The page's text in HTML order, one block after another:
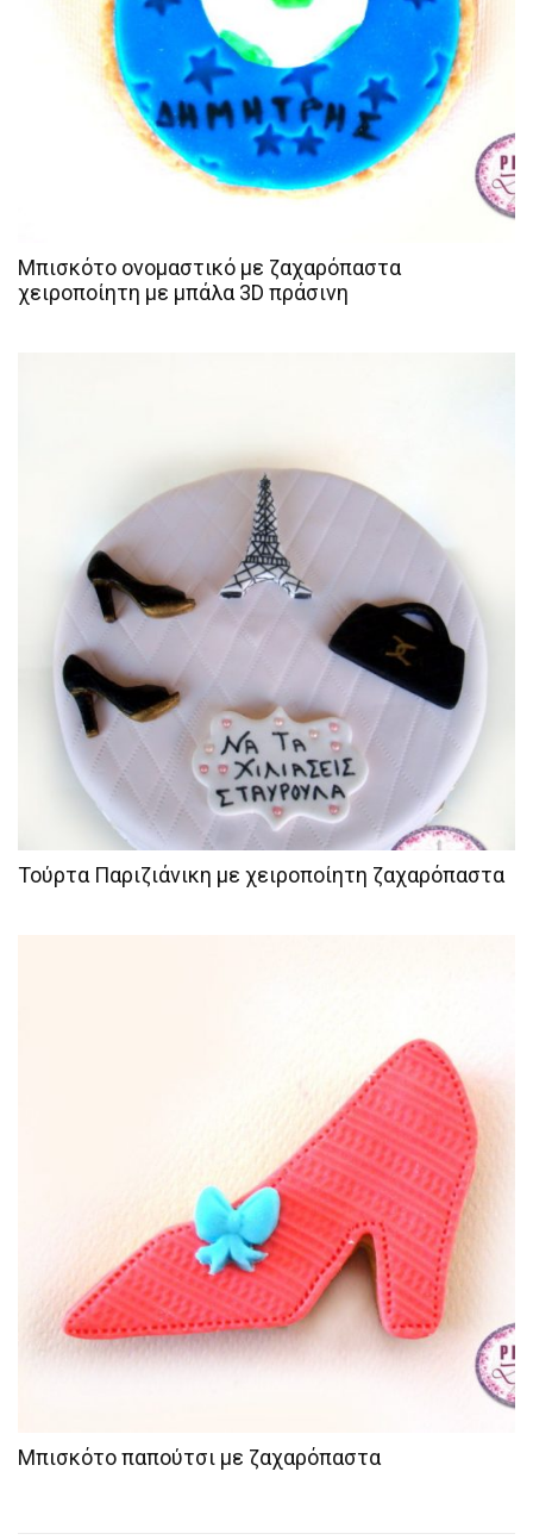
Μπισκότο ονομαστικό με ζαχαρόπαστα
χειροποίητη με μπάλα 3D πράσινη
Τούρτα Παριζιάνικη με χειροποίητη ζαχαρόπαστα
Μπισκότο παπούτσι με ζαχαρόπαστα